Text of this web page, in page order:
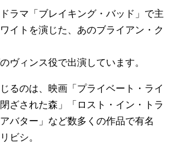
ラマ「ブレイキング・バッド」で主
イトを演じた、あのブライアン・ク
ヴィンス役で出演しています。
るのは、映画「プライベート・ライ
ざされた森」「ロスト・イン・トラ
バター」など数多くの作品で有名
ビシ。